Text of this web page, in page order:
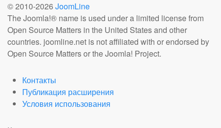
© 2010-2026 JoomLine
The Joomla!® name is used under a limited license from
Open Source Matters in the United States and other
countries. joomline.net is not affiliated with or endorsed by
Open Source Matters or the Joomla! Project.
Контакты
Публикация расширения
Условия использования